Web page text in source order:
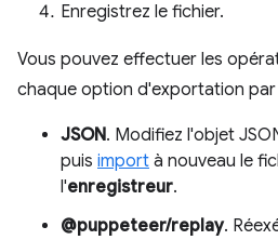
Enregistrez le fichier.
Vous pouvez effectuer les
chaque option d'exportation
JSON. Modifiez l'objet
puis import à nouveau le
l'enregistreur.
@puppeteer/replay.